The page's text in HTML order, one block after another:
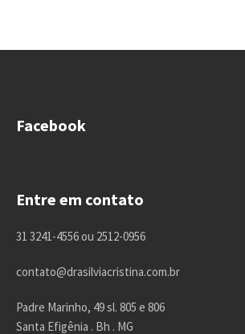
Facebook
Entre em contato
31 3241-4556 ou 2512-0956
contato@drasilviacristina.com.br
Padre Marinho, 49 sl. 805 e 806
Santa Efigênia . Bh . MG